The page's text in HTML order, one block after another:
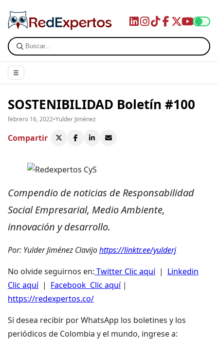
☰
SOSTENIBILIDAD Boletín #100
febrero 16, 2022•Yulder Jiménez
Compartir
Compendio de noticias de Responsabilidad
Social Empresarial, Medio Ambiente,
innovación y desarrollo.
Por: Yulder Jiménez Clavijohttps://linktr.ee/yulderj
No olvide seguirnos en: Twitter Clic aquí| Linkedin
Clic aquí| Facebook Clic aquí |
https://redexpertos.co/
Si desea recibir por WhatsApp los boletines y los
periódicos de Colombia y el mundo, ingrese a: